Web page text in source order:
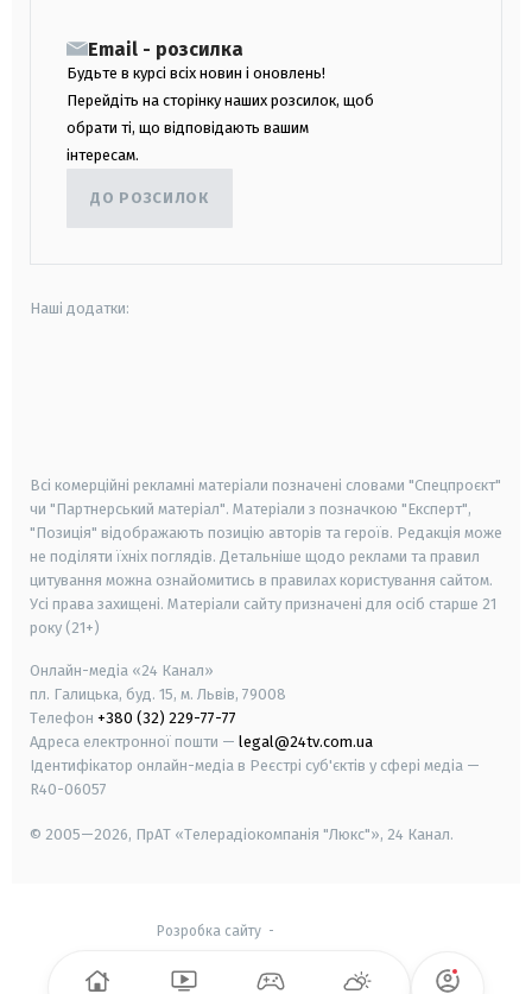
Email - розсилка
Будьте в курсі всіх новин і оновлень!
Перейдіть на сторінку наших розсилок, щоб
обрати ті, що відповідають вашим
інтересам.
ДО РОЗСИЛОК
Наші додатки:
Всі комерційні рекламні матеріали позначені словами "Спецпроєкт"
чи "Партнерський матеріал". Матеріали з позначкою "Експерт",
"Позиція" відображають позицію авторів та героїв. Редакція може
не поділяти їхніх поглядів. Детальніше щодо реклами та правил
цитування можна ознайомитись в правилах користування сайтом.
Усі права захищені. Матеріали сайту призначені для осіб старше 21
року (21+)
Онлайн-медіа «24 Канал»
пл. Галицька, буд. 15, м. Львів, 79008
Телефон +380 (32) 229-77-77
Адреса електронної пошти — legal@24tv.com.ua
Ідентифікатор онлайн-медіа в Реєстрі суб'єктів у сфері медіа —
R40-06057
© 2005—2026, ПрАТ «Телерадіокомпанія "Люкс"», 24 Канал.
Розробка сайту-